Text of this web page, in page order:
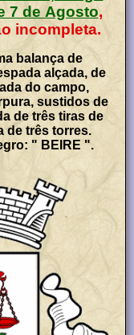
7 de Agosto,
incompleta.
balança de
alçada, de
do campo,
sustidos de
de três tiras de
de três torres.
" BEIRE ".